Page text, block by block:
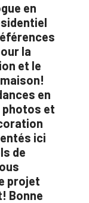
en
la
et le
en
et
ici
de
projet
Bonne